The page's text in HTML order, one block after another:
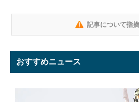
記事について指
おすすめニュース